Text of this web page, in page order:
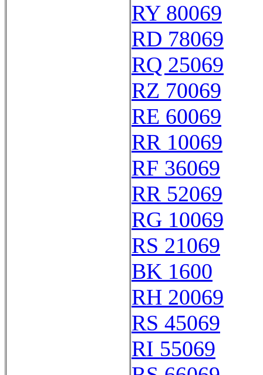
RY 80069
RD 78069
RQ 25069
RZ 70069
RE 60069
RR 10069
RF 36069
RR 52069
RG 10069
RS 21069
BK 1600
RH 20069
RS 45069
RI 55069